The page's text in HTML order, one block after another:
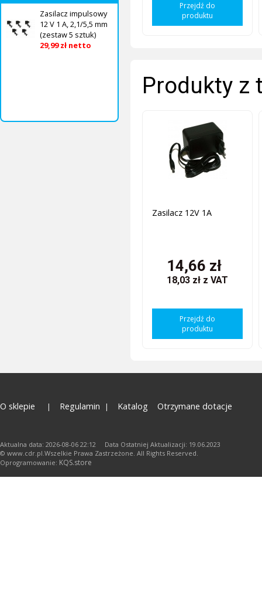
Zasilacz impulsowy
12 V 1 A, 2,1/5,5 mm
(zestaw 5 sztuk)
29,99 zł netto
Przejdź do
produktu
Produkty z
Zasilacz 12V 1A
14,66 zł
18,03 zł z VAT
Przejdź do
produktu
O sklepie Regulamin Katalog Otrzymane dotacje
Aktualna data: 2026-08-06 22:12 Data Ostatniej Aktualizacji: 19.06.2023
© www.cdr.pl.Wszelkie Prawa Zastrzeżone. All Rights Reserved.
Oprogramowanie: KQS.store